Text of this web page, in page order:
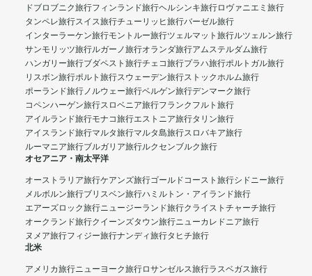
ドブロブニク旅行フィンランド旅行ヘルシンキ旅行ロヴァニエミ旅行
タンペレ旅行スイス旅行チューリッヒ旅行バーゼル旅行
インターラーケン旅行モントルー旅行ツェルマット旅行ルツェルン旅行
サンモリッツ旅行ルガーノ旅行オランダ旅行アムステルダム旅行
ハンガリー旅行ブダペスト旅行チェコ旅行プラハ旅行ポルトガル旅行
リスボン旅行ポルト旅行スウェーデン旅行ストックホルム旅行
ポーランド旅行ノルウェー旅行ベルゲン旅行デンマーク旅行
コペンハーゲン旅行スロベニア旅行フランクフルト旅行
アイルランド旅行モナコ旅行エストニア旅行タリン旅行
アイスランド旅行マルタ旅行マルタ島旅行スロバキア旅行
ルーマニア旅行ブルガリア旅行ルクセンブルク旅行
オセアニア・南太平洋
オーストラリア旅行ケアンズ旅行ゴールドコースト旅行シドニー旅行
メルボルン旅行ブリスベン旅行ハミルトン・アイランド旅行
エアーズロック旅行ニュージーランド旅行クライストチャーチ旅行
オークランド旅行クイーンズタウン旅行ニューカレドニア旅行
ヌメア旅行フィジー旅行ナンディ旅行タヒチ旅行
北米
アメリカ旅行ニューヨーク旅行ロサンゼルス旅行ラスベガス旅行